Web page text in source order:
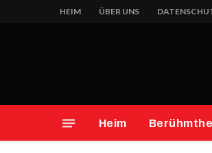
HEIM ÜBER UNS
Heim